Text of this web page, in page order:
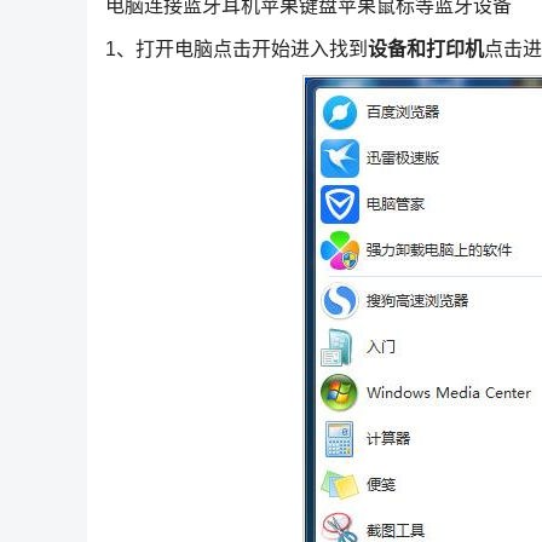
电脑连接蓝牙耳机苹果键盘苹果鼠标等蓝牙设备
1、打开电脑点击开始进入找到 设备和打印机点击